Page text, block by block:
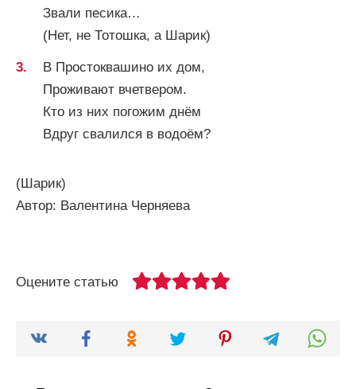
Звали песика…
(Нет, не Тотошка, а Шарик)
В Простоквашино их дом,
Проживают вчетвером.
Кто из них погожим днём
Вдруг свалился в водоём?
(Шарик)
Автор: Валентина Черняева
Оцените статью